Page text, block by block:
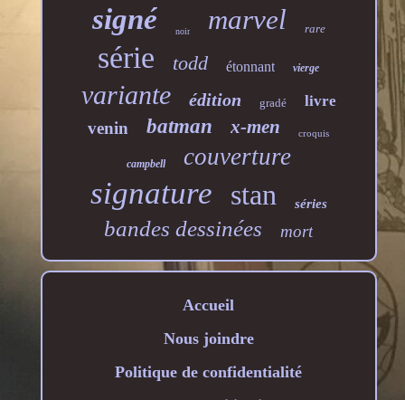
signé noir marvel rare
série todd étonnant vierge
variante édition gradé livre
venin batman x-men croquis
campbell couverture
signature stan séries
bandes dessinées mort
Accueil
Nous joindre
Politique de confidentialité